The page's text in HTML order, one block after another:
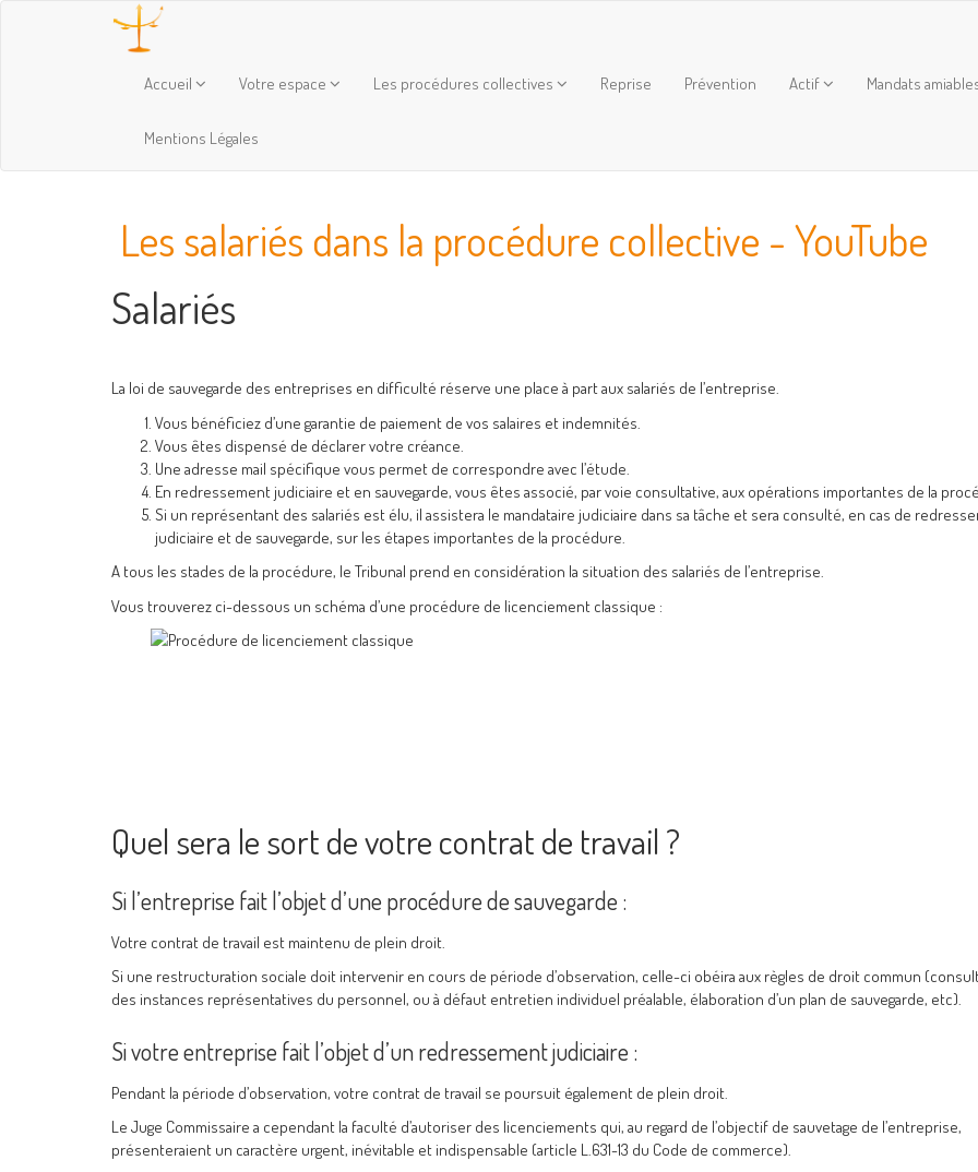
Accueil Votre espace Les procédures collectives Reprise Prévention Actif Mandats
Mentions Légales
Les salariés dans la procédure collective - YouTube
Salariés
La loi de sauvegarde des entreprises en difficulté réserve une place à part aux salariés de l’entreprise.
Vous bénéficiez d’une garantie de paiement de vos salaires et indemnités.
Vous êtes dispensé de déclarer votre créance.
Une adresse mail spécifique vous permet de correspondre avec l’étude.
En redressement judiciaire et en sauvegarde, vous êtes associé, par voie consultative, aux opérations importantes de la
Si un représentant des salariés est élu, il assistera le mandataire judiciaire dans sa tâche et sera consulté, en cas de
judiciaire et de sauvegarde, sur les étapes importantes de la procédure.
A tous les stades de la procédure, le Tribunal prend en considération la situation des salariés de l’entreprise.
Vous trouverez ci-dessous un schéma d’une procédure de licenciement classique :
Quel sera le sort de votre contrat de travail ?
Si l’entreprise fait l’objet d’une procédure de sauvegarde :
Votre contrat de travail est maintenu de plein droit.
Si une restructuration sociale doit intervenir en cours de période d’observation, celle-ci obéira aux règles de droit commun
des instances représentatives du personnel, ou à défaut entretien individuel préalable, élaboration d’un plan de sauvegarde, etc).
Si votre entreprise fait l’objet d’un redressement judiciaire :
Pendant la période d’observation, votre contrat de travail se poursuit également de plein droit.
Le Juge Commissaire a cependant la faculté d’autoriser des licenciements qui, au regard de l’objectif de sauvetage de l’entreprise,
présenteraient un caractère urgent, inévitable et indispensable (article L.631-13 du Code de commerce).